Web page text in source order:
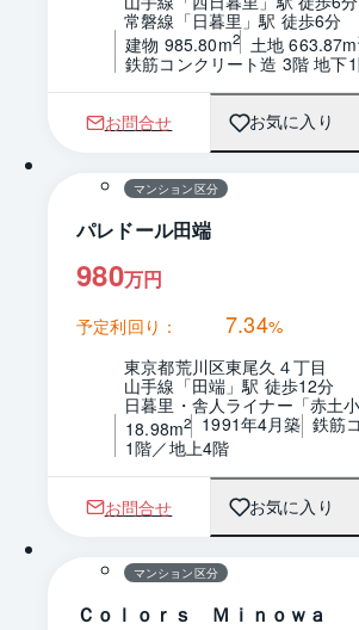
常磐線「日暮里」駅 徒歩6分
建物 985.80m2 土地 663.87m
鉄筋コンクリート造 3階 地下
お問合せ お気に入り
1 / 0
マンション区分
パレドール田端
980万円
予定利回り： 7.34%
東京都荒川区東尾久４丁目
山手線「田端」駅 徒歩12分
日暮里・舎人ライナー「赤土
18.98m2 1991年4月築 鉄筋
1階／地上4階
お問合せ お気に入り
1 / 0
マンション区分
Ｃｏｌｏｒｓ Ｍｉｎｏｗａ